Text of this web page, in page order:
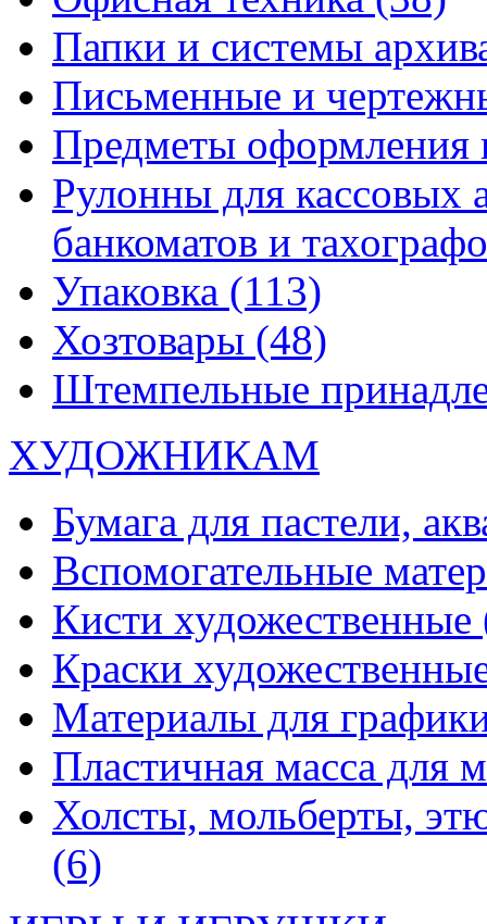
Папки и системы
Письменные и
Предметы оформления
Рулонны для кассовых
банкоматов и
Упаковка (113)
Хозтовары (48)
Штемпельные
ХУДОЖНИКАМ
Бумага для пастели,
Вспомогательные
Кисти художественные
Краски
Материалы для
Пластичная масса для
Холсты, мольберты,
(6)